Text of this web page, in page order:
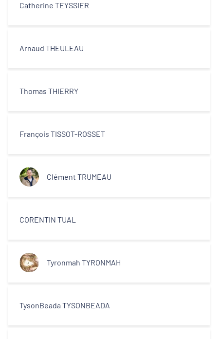
Catherine TEYSSIER
Arnaud THEULEAU
Thomas THIERRY
François TISSOT-ROSSET
Clément TRUMEAU
CORENTIN TUAL
Tyronmah TYRONMAH
TysonBeada TYSONBEADA